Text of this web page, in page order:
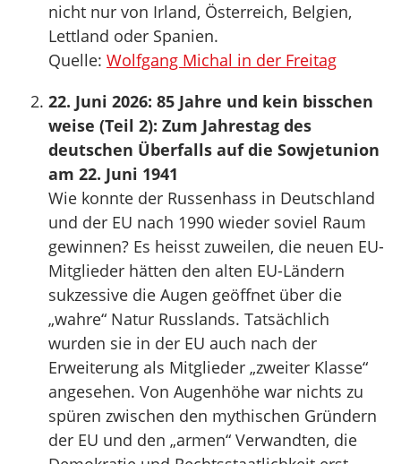
nicht nur von Irland, Österreich, Belgien,
Lettland oder Spanien.
Quelle: Wolfgang Michal in der Freitag
22. Juni 2026: 85 Jahre und kein bisschen
weise (Teil 2): Zum Jahrestag des
deutschen Überfalls auf die Sowjetunion
am 22. Juni 1941
Wie konnte der Russenhass in Deutschland
und der EU nach 1990 wieder soviel Raum
gewinnen? Es heisst zuweilen, die neuen EU-
Mitglieder hätten den alten EU-Ländern
sukzessive die Augen geöffnet über die
„wahre“ Natur Russlands. Tatsächlich
wurden sie in der EU auch nach der
Erweiterung als Mitglieder „zweiter Klasse“
angesehen. Von Augenhöhe war nichts zu
spüren zwischen den mythischen Gründern
der EU und den „armen“ Verwandten, die